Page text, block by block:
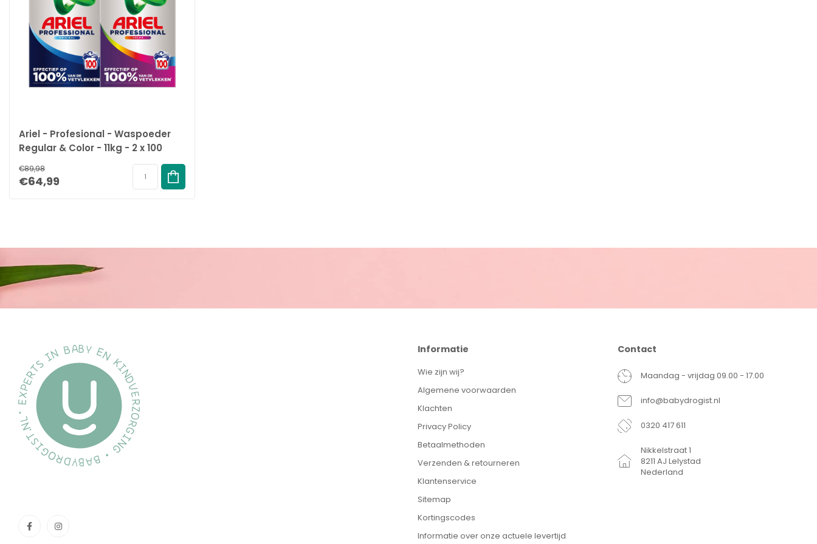
Ariel - Profesional - Waspoeder
Regular & Color - 11kg - 2 x 100
€89,98
€64,99
Informatie
Wie zijn wij?
Algemene voorwaarden
Klachten
Privacy Policy
Betaalmethoden
Verzenden & retourneren
Klantenservice
Sitemap
Kortingscodes
Informatie over onze actuele levertijd
Contact
Maandag - vrijdag 09.00 - 17.00
info@babydrogist.nl
0320 417 611
Nikkelstraat 1
8211 AJ Lelystad
Nederland